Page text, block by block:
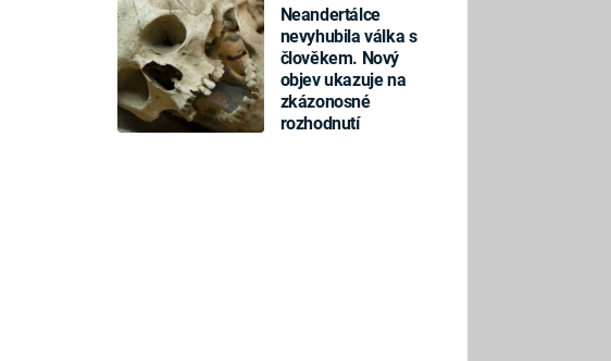
Neandertálce
nevyhubila válka s
člověkem. Nový
objev ukazuje na
zkázonosné
rozhodnutí